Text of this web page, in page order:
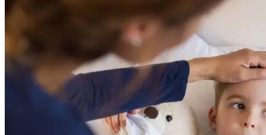
Koncert
Pobyty
Wellness
Gastro
Kultúra a tradície
Šport a agroturistika
Školstvo
Ekonomika obchod a doprava
Banskobystrický kraj